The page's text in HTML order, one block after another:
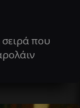
που